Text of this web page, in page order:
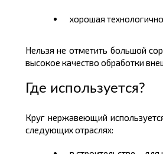
хорошая
Нельзя не отметить большой
высокое качество обработки
Где используется?
Круг нержавеющий
следующих отраслях: